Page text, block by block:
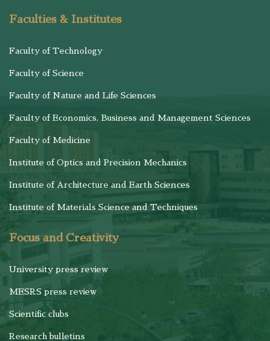
Faculties & Institutes
Faculty of Technology
Faculty of Science
Faculty of Nature and Life Sciences
Faculty of Economics, Business and Management Sciences
Faculty of Medicine
Institute of Optics and Precision Mechanics
Institute of Architecture and Earth Sciences
Institute of Materials Science and Techniques
Focus and Creativity
University press review
MESRS press review
Scientific clubs
Research bulletins